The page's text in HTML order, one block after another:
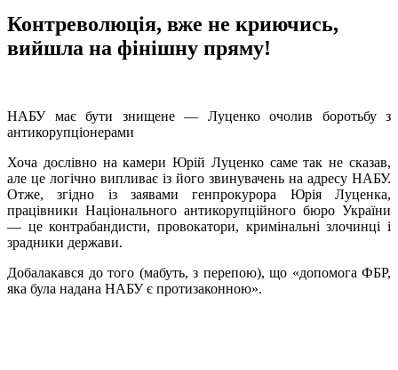
Контреволюція, вже не криючись,
вийшла на фінішну пряму!
НАБУ має бути знищене — Луценко очолив боротьбу з
антикорупціонерами
Хоча дослівно на камери Юрій Луценко саме так не сказав,
але це логічно випливає із його звинувачень на адресу НАБУ.
Отже, згідно із заявами генпрокурора Юрія Луценка,
працівники Національного антикорупційного бюро України
— це контрабандисти, провокатори, кримінальні злочинці і
зрадники держави.
Добалакався до того (мабуть, з перепою), що «допомога ФБР,
яка була надана НАБУ є протизаконною».